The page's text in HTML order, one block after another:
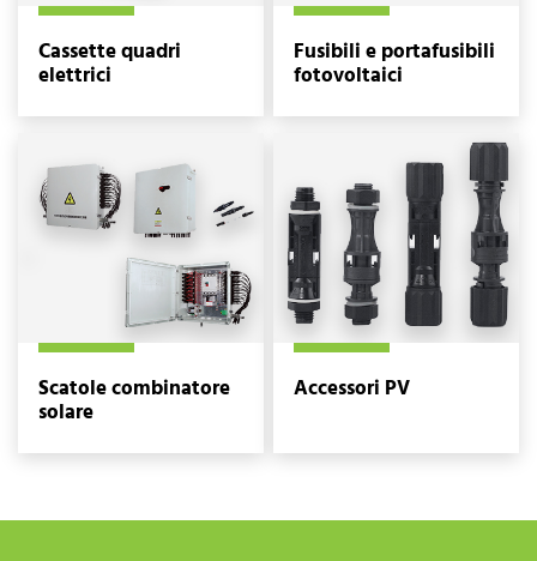
Cassette quadri
elettrici
Fusibili e portafusibili
fotovoltaici
Scatole combinatore
solare
Accessori PV